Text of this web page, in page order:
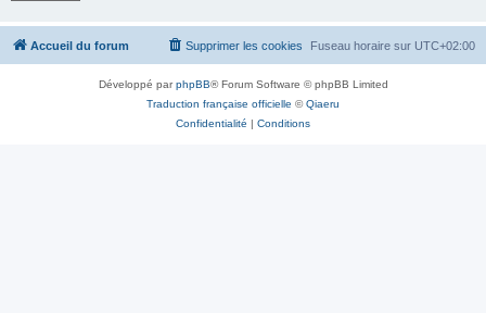
Accueil du forum Fuseau horaire sur UTC+02:00
Supprimer les cookies
Développé parphpBB® Forum Software © phpBB Limited
Traduction française officielle ©Qiaeru
Confidentialité | Conditions